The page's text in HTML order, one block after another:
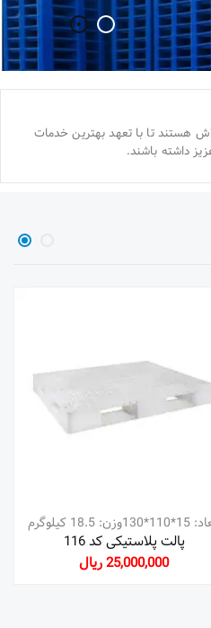
هستند تا با تعهد بهترین خدمات
داشته باشند.
18.5 کیلوگرم
پالت پلاستیکی کد 116
25,000,000 ریال